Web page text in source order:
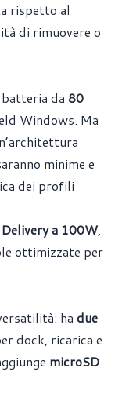
rispetto al
di rimuovere o
da 80
Windows. Ma
minime e
dei profili
a 100W,
ottimizzate per
ha due
dock, ricarica e
microSD